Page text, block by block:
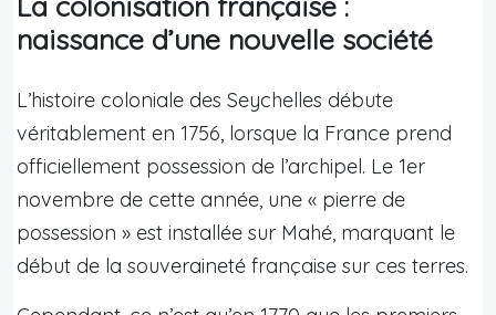
naissance d’une nouvelle société
L’histoire coloniale des Seychelles débute
véritablement en 1756, lorsque la France prend
officiellement possession de l’archipel. Le 1er
novembre de cette année, une « pierre de
possession » est installée sur Mahé, marquant le
début de la souveraineté française sur ces terres.